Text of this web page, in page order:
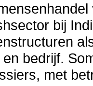
bij
bedrijf.
met